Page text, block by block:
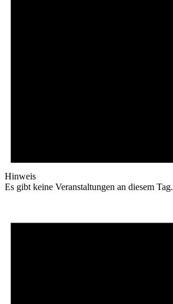
Hinweis
Es gibt keine Veranstaltungen an diesem Tag.